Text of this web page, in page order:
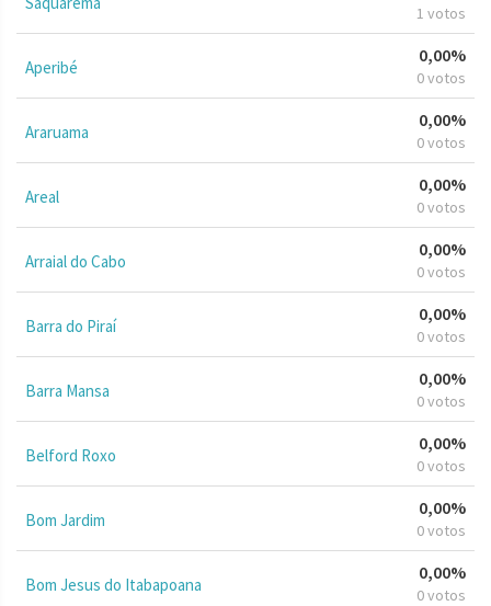
1 votos
Aperibé
0,00%
0 votos
Araruama
0,00%
0 votos
Areal
0,00%
0 votos
Arraial do Cabo
0,00%
0 votos
Barra do Piraí
0,00%
0 votos
Barra Mansa
0,00%
0 votos
Belford Roxo
0,00%
0 votos
Bom Jardim
0,00%
0 votos
Bom Jesus do Itabapoana
0,00%
0 votos